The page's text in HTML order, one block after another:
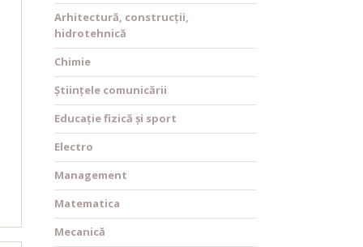
Arhitectură, construcții,
hidrotehnică
Chimie
Științele comunicării
Educație fizică și sport
Electro
Management
Matematica
Mecanică